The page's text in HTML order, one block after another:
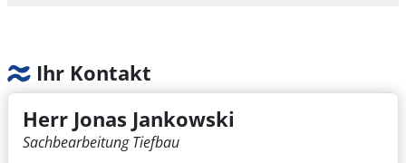
Ihr Kontakt
Herr Jonas Jankowski
Sachbearbeitung Tiefbau